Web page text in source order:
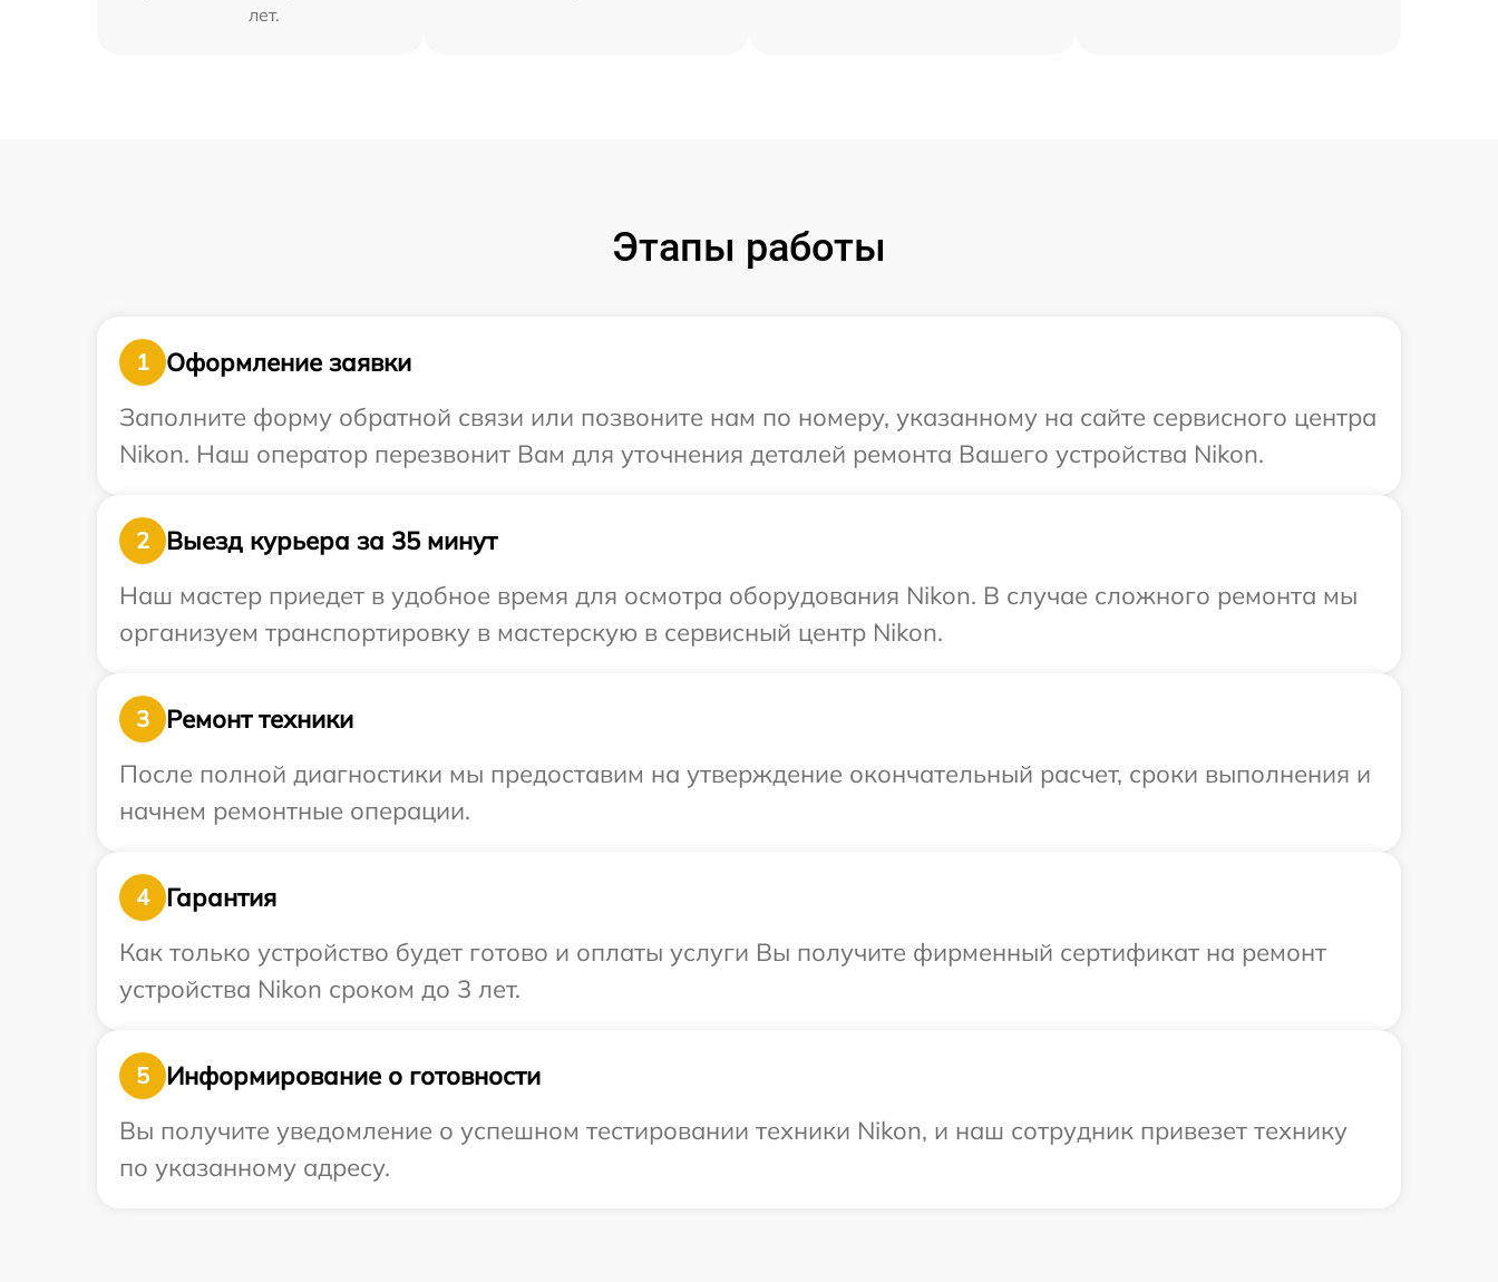
лет.
Этапы работы
1
Оформление заявки
Заполните форму обратной связи или позвоните нам по номеру, указанному на сайте сервисного центра
Nikon. Наш оператор перезвонит Вам для уточнения деталей ремонта Вашего устройства Nikon.
2
Выезд курьера за 35 минут
Наш мастер приедет в удобное время для осмотра оборудования Nikon. В случае сложного ремонта мы
организуем транспортировку в мастерскую в сервисный центр Nikon.
3
Ремонт техники
После полной диагностики мы предоставим на утверждение окончательный расчет, сроки выполнения и
начнем ремонтные операции.
4
Гарантия
Как только устройство будет готово и оплаты услуги Вы получите фирменный сертификат на ремонт
устройства Nikon сроком до 3 лет.
5
Информирование о готовности
Вы получите уведомление о успешном тестировании техники Nikon, и наш сотрудник привезет технику
по указанному адресу.